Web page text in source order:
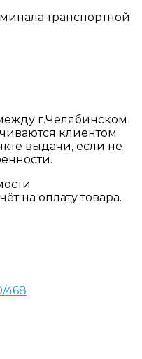
транспортной
г.Челябинском
клиентом
выдачи, если не
на оплату товара.
468